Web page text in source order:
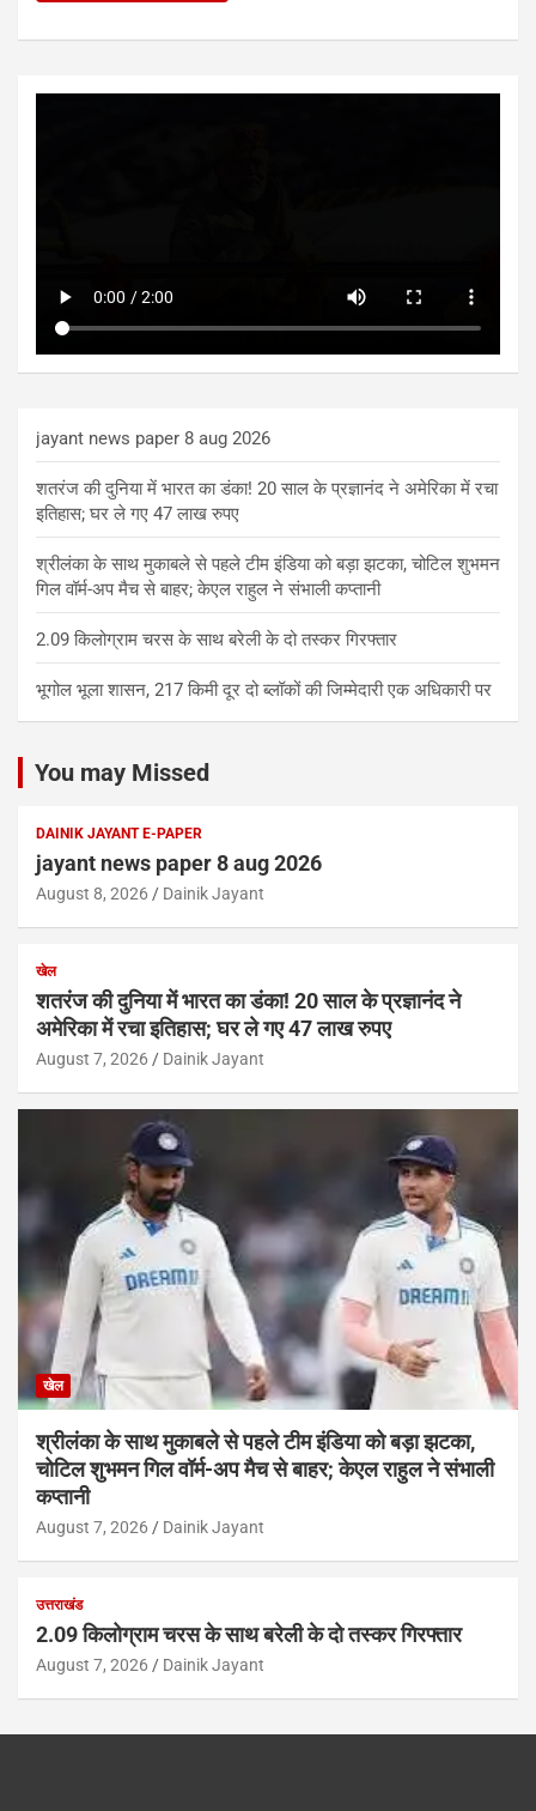
jayant news paper 8 aug 2026
शतरंज की दुनिया में भारत का डंका! 20 साल के प्रज्ञानंद ने अमेरिका में रचा
इतिहास; घर ले गए 47 लाख रुपए
श्रीलंका के साथ मुकाबले से पहले टीम इंडिया को बड़ा झटका, चोटिल शुभमन
गिल वॉर्म-अप मैच से बाहर; केएल राहुल ने संभाली कप्तानी
2.09 किलोग्राम चरस के साथ बरेली के दो तस्कर गिरफ्तार
भूगोल भूला शासन, 217 किमी दूर दो ब्लॉकों की जिम्मेदारी एक अधिकारी पर
You may Missed
DAINIK JAYANT E-PAPER
jayant news paper 8 aug 2026
August 8, 2026 Dainik Jayant
खेल
शतरंज की दुनिया में भारत का डंका! 20 साल के प्रज्ञानंद ने
अमेरिका में रचा इतिहास; घर ले गए 47 लाख रुपए
August 7, 2026 Dainik Jayant
खेल
श्रीलंका के साथ मुकाबले से पहले टीम इंडिया को बड़ा झटका,
चोटिल शुभमन गिल वॉर्म-अप मैच से बाहर; केएल राहुल ने संभाली
कप्तानी
August 7, 2026 Dainik Jayant
उत्तराखंड
2.09 किलोग्राम चरस के साथ बरेली के दो तस्कर गिरफ्तार
August 7, 2026 Dainik Jayant